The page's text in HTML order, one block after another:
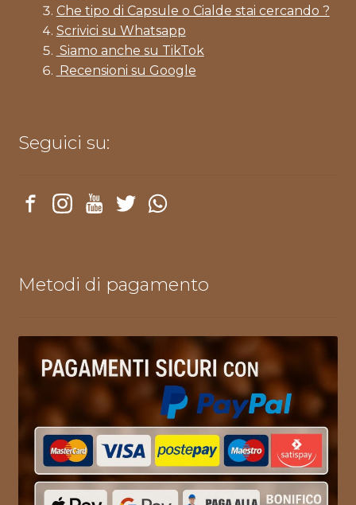
Che tipo di Capsule o Cialde stai cercando ?
Scrivici su Whatsapp
Siamo anche su TikTok
Recensioni su Google
Seguici su:
Metodi di pagamento